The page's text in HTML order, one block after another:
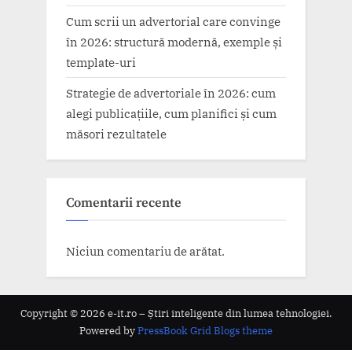
Cum scrii un advertorial care convinge
în 2026: structură modernă, exemple și
template-uri
Strategie de advertoriale în 2026: cum
alegi publicațiile, cum planifici și cum
măsori rezultatele
Comentarii recente
Niciun comentariu de arătat.
Copyright © 2026 e-it.ro – Știri inteligente din lumea tehnologiei.
Powered byPressBook Grid Blogs theme